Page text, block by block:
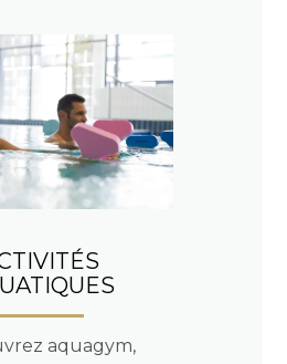
aquagym,